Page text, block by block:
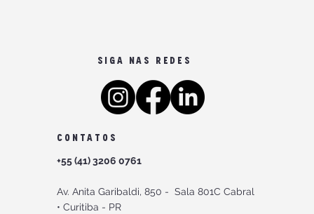
SIGA NAS REDES
CONTATOS
+55 (41) 3206 0761
Av. Anita Garibaldi, 850 -Sala 801C Cabral
•Curitiba - PR